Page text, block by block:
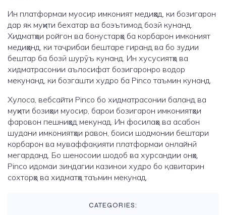
Ин платформаи муосир имконият медиҳад, ки бозигарон
дар як муҳити бехатар ва боэътимод бозӣ кунанд.
Хидматҳои ройгон ва бонустарҳо ба корбарон имконият
медиҳанд, ки таҷрибаи бештаре гиранд ва бо зудии
бештар ба бозӣ шурӯъ кунанд. Ин хусусиятҳо ва
хидматрасонии аълосифат бозигаронро водор
мекунанд, ки бозгашти худро ба Pinco таъмин кунанд.
Хулоса, вебсайти Pinco бо хидматрасонии баланд ва
муҳити бозиҳои муосир, барои бозигарон имкониятҳои
фаровон пешниҳод мекунад. Ин фосилаҳо ва асабон
шудани имкониятҳои равон, боиси шодмонии бештари
корбарон ва муваффақияти платформаи онлайнӣ
мегарданд. Бо шеносоии шодоб ва хурсандии онҳо,
Pinco идомаи зиндагии казинои худро бо қавитарин
сохторҳо ва хидматҳо таъмин мекунад.
CATEGORIES: